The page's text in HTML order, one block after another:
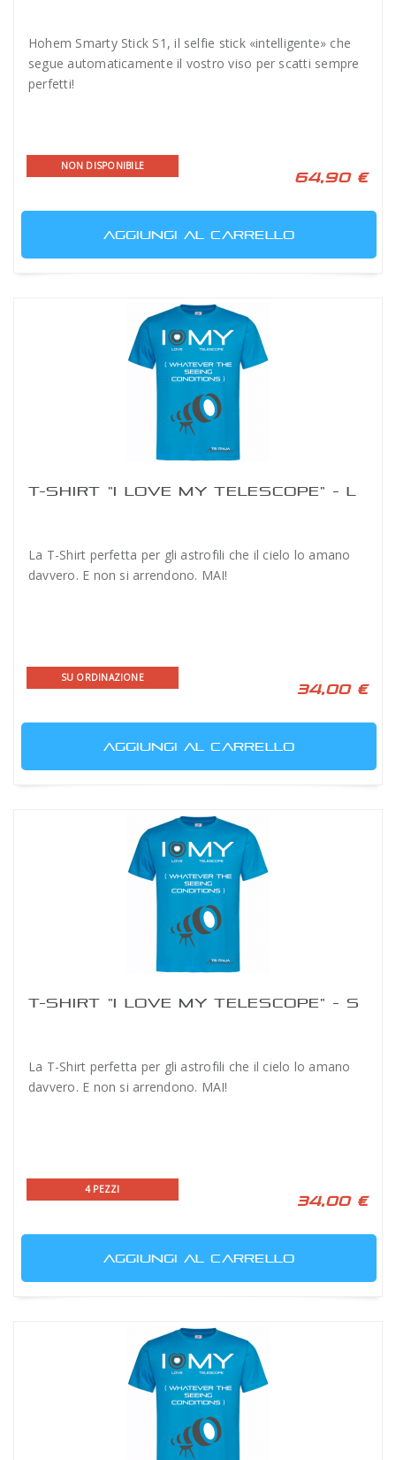
Hohem Smarty Stick S1, il selfie stick «intelligente» che
segue automaticamente il vostro viso per scatti sempre
perfetti!
NON DISPONIBILE
64,90 €
AGGIUNGI AL CARRELLO
T-SHIRT "I LOVE MY TELESCOPE" - L
La T-Shirt perfetta per gli astrofili che il cielo lo amano
davvero. E non si arrendono. MAI!
SU ORDINAZIONE
34,00 €
AGGIUNGI AL CARRELLO
T-SHIRT "I LOVE MY TELESCOPE" - S
La T-Shirt perfetta per gli astrofili che il cielo lo amano
davvero. E non si arrendono. MAI!
4 PEZZI
34,00 €
AGGIUNGI AL CARRELLO